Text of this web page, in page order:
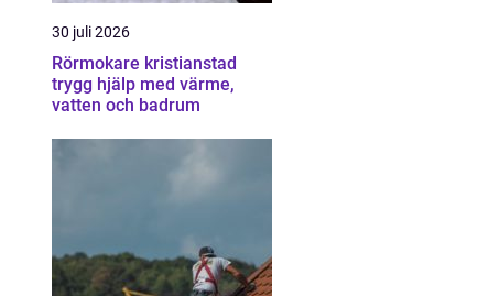
30 juli 2026
Rörmokare kristianstad
trygg hjälp med värme,
vatten och badrum